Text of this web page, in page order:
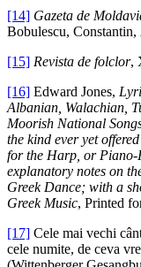
[14] Gazeta de
Bobulescu, Constantin,
[15] Revista de folclor,
[16] Edward Jones,
Albanian, Walachian,
Moorish National
the kind ever yet
for the Harp, or Piano-
explanatory notes on
Greek Dance; with a
Greek Music, Printed
[17] Cele mai vechi
cele numite, de ceva